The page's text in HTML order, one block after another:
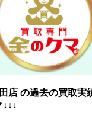
店 の過去の買取実